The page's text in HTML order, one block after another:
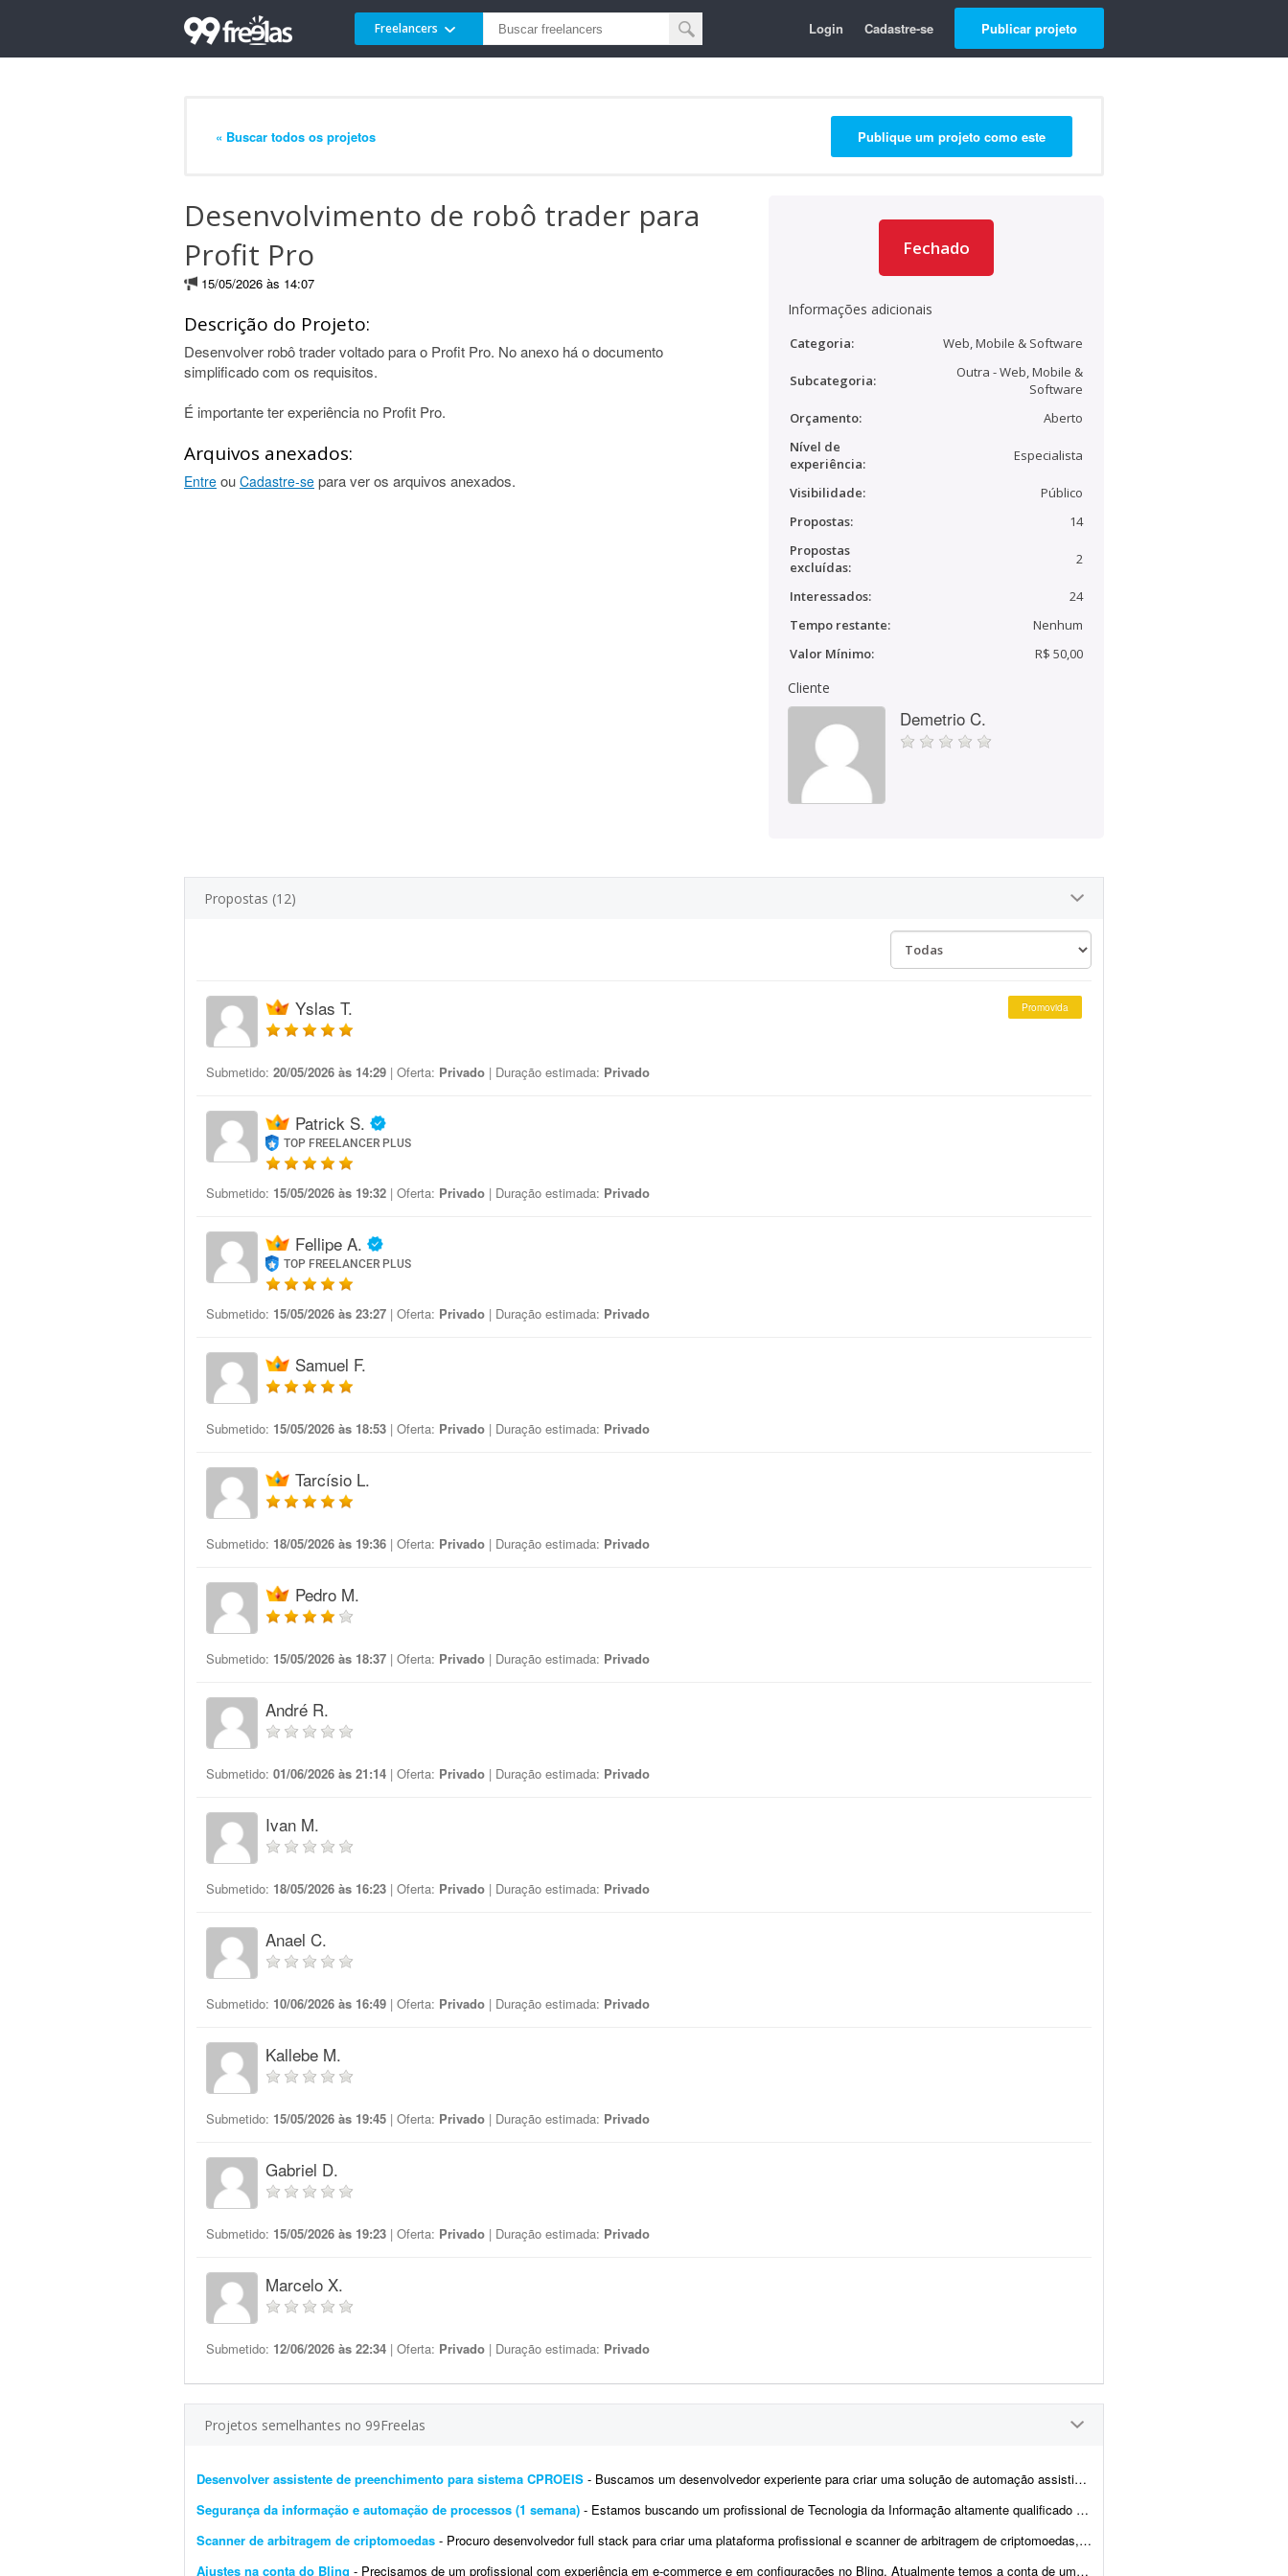
Freelancers Login Cadastre-se Publicar projeto
« Buscar todos os projetos Publique um projeto como este
Desenvolvimento de robô trader para
Profit Pro
15/05/2026 às 14:07
Descrição do Projeto:
Desenvolver robô trader voltado para o Profit Pro. No anexo há o documento
simplificado com os requisitos.
É importante ter experiência no Profit Pro.
Arquivos anexados:
Entre ou Cadastre-se para ver os arquivos anexados.
Fechado
Informações adicionais
Categoria: Web, Mobile & Software
Subcategoria:
Outra - Web, Mobile &
Software
Orçamento:
Aberto
Nível de
experiência:
Especialista
Visibilidade:
Público
Propostas:
14
Propostas
excluídas:
2
Interessados:
24
Tempo restante:
Nenhum
Valor Mínimo:
R$ 50,00
Cliente
Demetrio C.
Propostas (12)
Yslas T. Promovida
Submetido: 20/05/2026 às 14:29 | Oferta: Privado | Duração estimada: Privado
Patrick S.
TOP FREELANCER PLUS
Submetido: 15/05/2026 às 19:32 | Oferta: Privado | Duração estimada: Privado
Fellipe A.
TOP FREELANCER PLUS
Submetido: 15/05/2026 às 23:27 | Oferta: Privado | Duração estimada: Privado
Samuel F.
Submetido: 15/05/2026 às 18:53 | Oferta: Privado | Duração estimada: Privado
Tarcísio L.
Submetido: 18/05/2026 às 19:36 | Oferta: Privado | Duração estimada: Privado
Pedro M.
Submetido: 15/05/2026 às 18:37 | Oferta: Privado | Duração estimada: Privado
André R.
Submetido: 01/06/2026 às 21:14 | Oferta: Privado | Duração estimada: Privado
Ivan M.
Submetido: 18/05/2026 às 16:23 | Oferta: Privado | Duração estimada: Privado
Anael C.
Submetido: 10/06/2026 às 16:49 | Oferta: Privado | Duração estimada: Privado
Kallebe M.
Submetido: 15/05/2026 às 19:45 | Oferta: Privado | Duração estimada: Privado
Gabriel D.
Submetido: 15/05/2026 às 19:23 | Oferta: Privado | Duração estimada: Privado
Marcelo X.
Submetido: 12/06/2026 às 22:34 | Oferta: Privado | Duração estimada: Privado
Projetos semelhantes no 99Freelas
Desenvolver assistente de preenchimento para sistema CPROEIS - Buscamos um desenvolvedor experiente para criar uma solução de automação assistida para o processo de preenchimento de dados no sistema CPROEIS. O objetivo principal &ea...
Segurança da informação e automação de processos (1 semana) - Estamos buscando um profissional de Tecnologia da Informação altamente qualificado para realizar um trabalho com duração de uma semana. Espera-se execução ...
Scanner de arbitragem de criptomoedas - Procuro desenvolvedor full stack para criar uma plataforma profissional e scanner de arbitragem de criptomoedas, semelhante às principais soluções internacionais do mercado, po...
Ajustes na conta do Bling - Precisamos de um profissional com experiência em e-commerce e em configurações no Bling. Atualmente temos a conta de um cliente integrada com loja própria, Mercado Livre,...